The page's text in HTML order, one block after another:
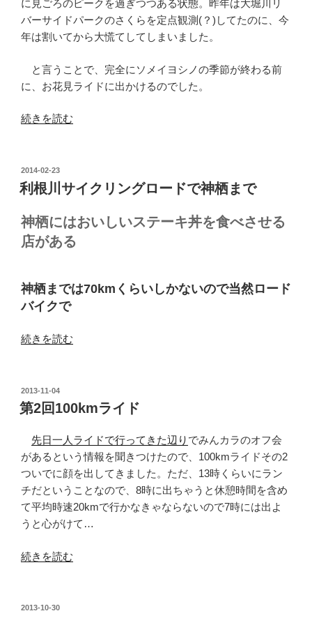
れ
出
イ
の
の
サ
ラ
マ
が
流
山
ら
信
光
寺
自
で
行
み
る
の
旅
そ
1”
に見ごろのピークを過ぎつつある状態。昨年は大堀川リ
バーサイドパークのさくらを定点観測(？)してたのに、今
年は割いてから大慌てしてしまいました。
と言うことで、完全にソメイヨシノの季節が終わる前
に、お花見ライドに出かけるのでした。
“お
ラ
イ
2014”
の
続きを読む
投
稿
日:
2014-02-23
利根川サイクリングロードで神栖まで
神栖にはおいしいステーキ丼を食べさせる
店がある
神栖までは70kmくらいしかないので当然ロード
バイクで
“利
サ
イ
ン
グ
ロ
ー
ド
神
で”
続きを読む
投
稿
日:
2013-11-04
第2回100kmライド
先日一人ライドで行ってきた辺り でみんカラのオフ会
があるという情報を聞きつけたので、100kmライドその2
ついでに顔を出してきました。ただ、13時くらいにラン
チだということなので、8時に出ちゃうと休憩時間を含め
て平均時速20kmで行かなきゃならないので7時には出よ
うと心がけて…
“第
100km
続きを読む
投
2013-10-30